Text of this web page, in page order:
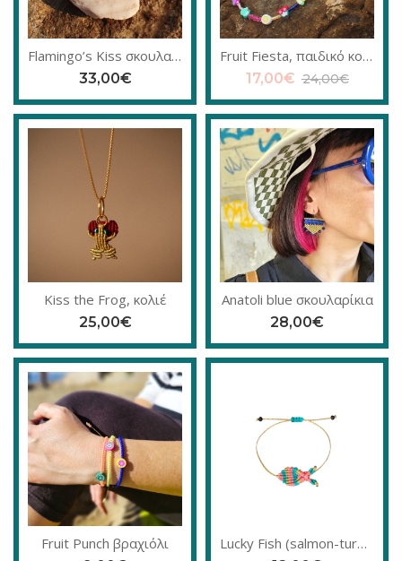
Flamingo’s Kiss σκουλαρίκια
33,00€
Fruit Fiesta, παιδικό κολιέ
24,00€
17,00€
Kiss the Frog, κολιέ
25,00€
Anatoli blue σκουλαρίκια
28,00€
Fruit Punch βραχιόλι Lucky Fish (salmon-turquoise),βραχιόλι μακραμέ